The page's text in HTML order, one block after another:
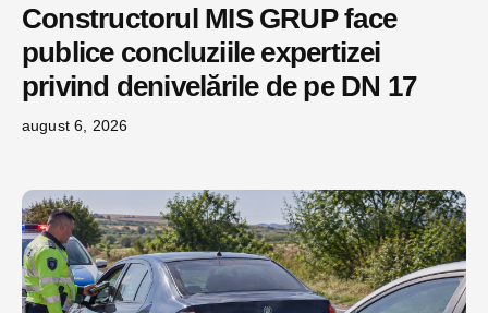
Constructorul MIS GRUP face
publice concluziile expertizei
privind denivelările de pe DN 17
august 6, 2026